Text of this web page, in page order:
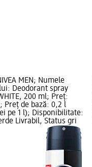
MEN; Numele
Deodorant spray
200 ml; Preț:
Preț de bază: 0,2 l
pe 1 l); Disponibilitate:
Livrabil, Status gri